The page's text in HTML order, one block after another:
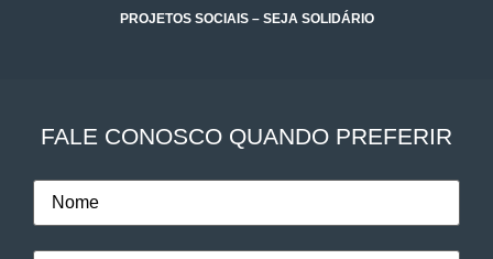
PROJETOS SOCIAIS – SEJA SOLIDÁRIO
FALE CONOSCO QUANDO PREFERIR